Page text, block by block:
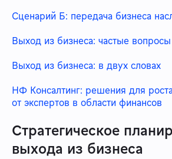
Сценарий Б: передача бизнеса
Выход из бизнеса: частые
Выход из бизнеса: в двух словах
НФ Консалтинг: решения для
от экспертов в области финансов
Стратегическое
выхода из бизнеса